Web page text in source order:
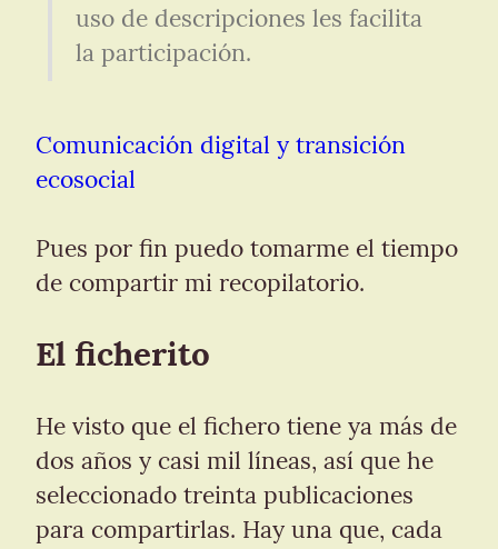
uso de descripciones les facilita
la participación.
Comunicación digital y transición
ecosocial
Pues por fin puedo tomarme el tiempo
de compartir mi recopilatorio.
El ficherito
He visto que el fichero tiene ya más de
dos años y casi mil líneas, así que he
seleccionado treinta publicaciones
para compartirlas. Hay una que, cada